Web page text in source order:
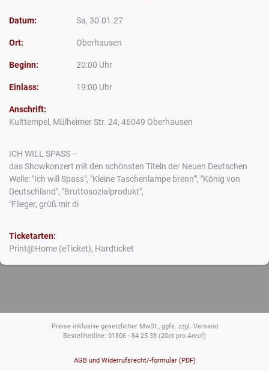
Datum: Sa, 30.01.27
Ort: Oberhausen
Beginn: 20:00 Uhr
Einlass: 19:00 Uhr
Anschrift:
Kulttempel, Mülheimer Str. 24, 46049 Oberhausen
ICH WILL SPASS –
das Showkonzert mit den schönsten Titeln der Neuen Deutschen
Welle: "Ich will Spass", "Kleine Taschenlampe brenn‘", "König von
Deutschland", "Bruttosozialprodukt",
"Flieger, grüß mir di
Ticketarten:
Print@Home (eTicket), Hardticket
Preise inklusive gesetzlicher MwSt., ggfs. zzgl. Versand
Bestellhotline: 01806 - 84 25 38 (20ct pro Anruf)
AGB und Widerrufsrecht/-formular (PDF)